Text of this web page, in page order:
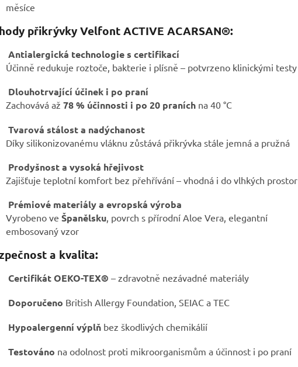
měsíce
přikrývky Velfont ACTIVE ACARSAN®:
Antialergická technologie s certifikací
Účinně redukuje roztoče, bakterie i plísně – potvrzeno klinickými testy
Dlouhotrvající účinek i po praní
Zachovává až 78 % účinnosti i po 20 praních na 40 °C
Tvarová stálost a nadýchanost
Díky silikonizovanému vláknu zůstává přikrývka stále jemná a pružná
Prodyšnost a vysoká hřejivost
Zajišťuje teplotní komfort bez přehřívání – vhodná i do vlhkých prostor
Prémiové materiály a evropská výroba
Vyrobeno ve Španělsku , povrch s přírodní Aloe Vera, elegantní
embosovaný vzor
a kvalita:
Certifikát OEKO-TEX® – zdravotně nezávadné materiály
Doporučeno British Allergy Foundation, SEIAC a TEC
Hypoalergenní výplň bez škodlivých chemikálií
Testováno na odolnost proti mikroorganismům a účinnost i po praní